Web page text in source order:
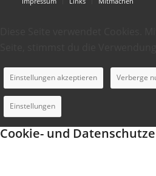
Einstellungen akzeptieren Verberge
Einstellungen
Cookie- und